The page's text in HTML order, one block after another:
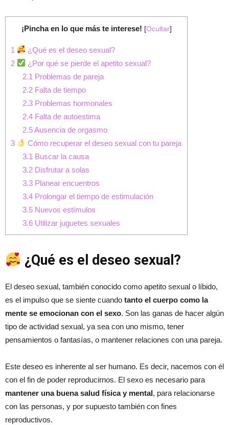
¡Pincha en lo que más te interese! [Ocultar]
1
¿Qué es el deseo sexual?
2
¿Por qué se pierde el apetito sexual?
2.1 Problemas de pareja
2.2Falta de tiempo
2.3Problemas hormonales
2.4Falta de autoestima
2.5Ausencia de orgasmo
3
Cómo recuperar el deseo sexual con tu pareja
3.1 Buscar la causa
3.2Disfrutar a solas
3.3Planear encuentros
3.4Prolongar el tiempo de estimulación
3.5Nuevos estímulos
3.6Utilizar juguetes sexuales
¿Qué es el deseo sexual?
El deseo sexual, también conocido como apetito sexual o líbido,
es el impulso que se siente cuando tanto el cuerpo como la
mente se emocionan con el sexo. Son las ganas de hacer algún
tipo de actividad sexual, ya sea con uno mismo, tener
pensamientos o fantasías, o mantener relaciones con una pareja.
Este deseo es inherente al ser humano. Es decir, nacemos con él
con el fin de poder reproducirnos. El sexo es necesario para
mantener una buena salud física y mental, para relacionarse
con las personas, y por supuesto también con fines
reproductivos.